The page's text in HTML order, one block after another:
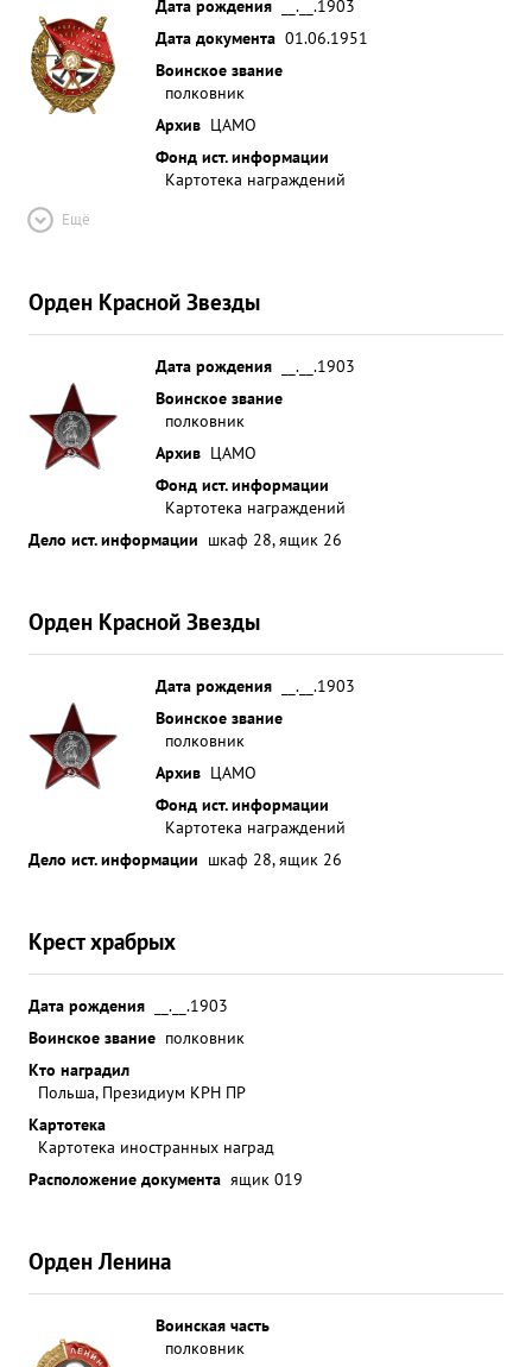
Дата рождения
__.__.1903
Дата документа 01.06.1951
Воинское звание
полковник
Архив ЦАМО
Фонд ист. информации
Картотека награждений
Ещё
Орден Красной Звезды
Дата рождения
__.__.1903
Воинское звание
полковник
Архив ЦАМО
Фонд ист. информации
Картотека награждений
Дело ист. информации шкаф 28, ящик 26
Орден Красной Звезды
Дата рождения
__.__.1903
Воинское звание
полковник
Архив ЦАМО
Фонд ист. информации
Картотека награждений
Дело ист. информации шкаф 28, ящик 26
Крест храбрых
Дата рождения
__.__.1903
Воинское звание полковник
Кто наградил
Польша, Президиум КРН ПР
Картотека
Картотека иностранных наград
Расположение документа ящик 019
Орден Ленина
Воинская часть
полковник